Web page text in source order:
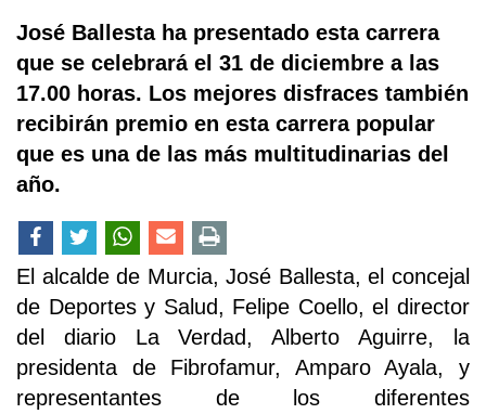
José Ballesta ha presentado esta carrera
que se celebrará el 31 de diciembre a las
17.00 horas. Los mejores disfraces también
recibirán premio en esta carrera popular
que es una de las más multitudinarias del
año.
El alcalde de Murcia, José Ballesta, el concejal
de Deportes y Salud, Felipe Coello, el director
del diario La Verdad, Alberto Aguirre, la
presidenta de Fibrofamur, Amparo Ayala, y
representantes de los diferentes